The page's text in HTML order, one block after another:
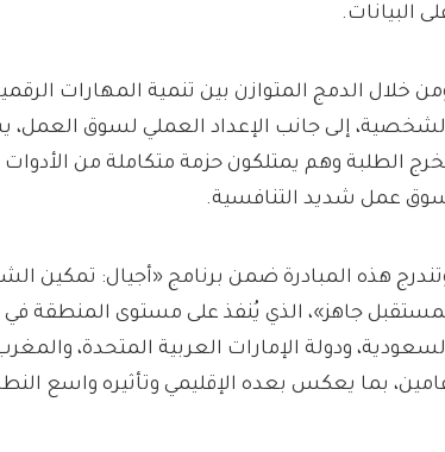
البيانات.
خلال الدمج المتوازن بين تنمية المهارات
إلى جانب الإعداد العملي لسوق العمل،
الطلبة وهم يمتلكون حزمة متكاملة من الأدوات
عمل شديد التنافسية.
هذه المبادرة ضمن برنامج «أجيال: تمكين
جاهز»، الذي يُنفذ على مستوى المنطقة في
ودولة الإمارات العربية المتحدة،
بما يعكس بعده الإقليمي وتأثيره واسع